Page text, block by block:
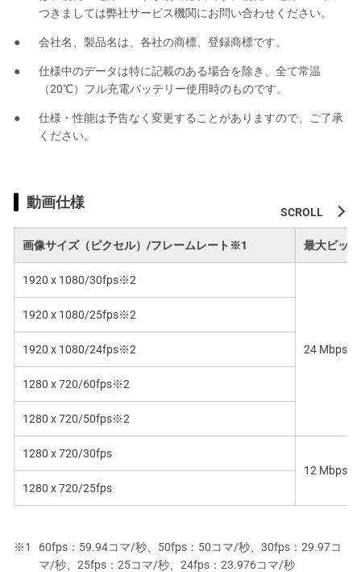
つきましては弊社サービス機関にお問い合わせください。
会社名、製品名は、各社の商標、登録商標です。
仕様中のデータは特に記載のある場合を除き、全て常温
（20℃）フル充電バッテリー使用時のものです。
仕様・性能は予告なく変更することがありますので、ご了承
ください。
動画仕様
画像サイズ（ピクセル）/フレームレート※1 最大ビッ
1920 x 1080/30fps※2
24 Mbps/
1920 x 1080/25fps※2
1920 x 1080/24fps※2
1280 x 720/60fps※2
1280 x 720/50fps※2
1280 x 720/30fps
12 Mbps/8
1280 x 720/25fps
60fps：59.94コマ/秒、50fps：50コマ/秒、30fps：29.97コ
マ/秒、25fps：25コマ/秒、24fps：23.976コマ/秒